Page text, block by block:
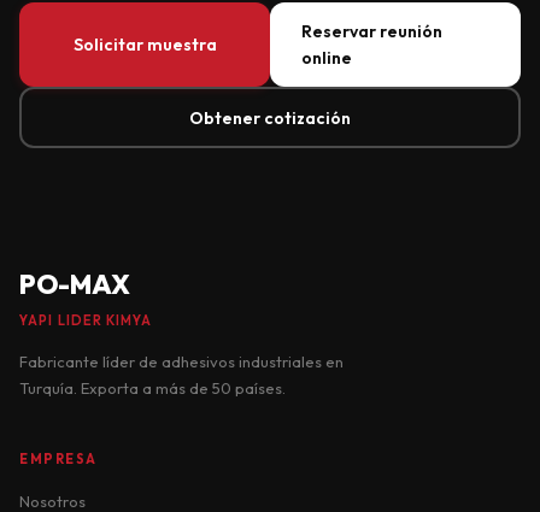
Solicitar muestra
Reservar reunión
online
Obtener cotización
PO-MAX
YAPI LIDER KIMYA
Fabricante líder de adhesivos industriales en
Turquía. Exporta a más de 50 países.
EMPRESA
Nosotros